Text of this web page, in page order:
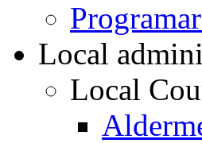
Local
Local